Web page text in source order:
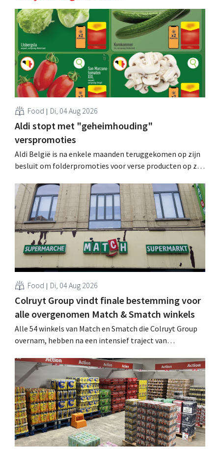
Food Di, 04 Aug 2026
Aldi stopt met "geheimhouding"
verspromoties
Aldi België is na enkele maanden teruggekomen op zijn
besluit om folderpromoties voor verse producten op zijn
werking treden: "Onze klanten willen goed
geïnformeerd worden." .
Food Di, 04 Aug 2026
Colruyt Group vindt finale bestemming voor
alle overgenomen Match & Smatch winkels
Alle 54 winkels van Match en Smatch die Colruyt Group
overnam, hebben na een intensief traject van
Al is die bestemming voor sommige panden een sluiting.